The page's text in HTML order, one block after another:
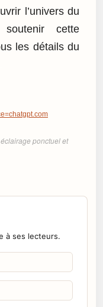
l’univers du
cette
les détails du
ponctuel et
à ses lecteurs.